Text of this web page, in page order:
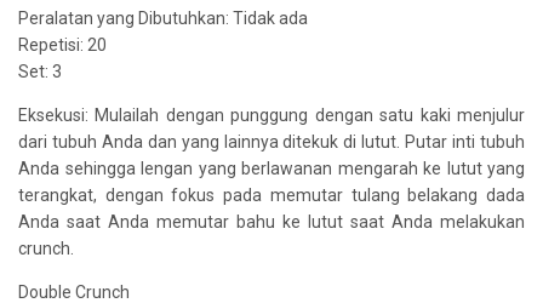
Peralatan yang Dibutuhkan: Tidak ada
Repetisi: 20
Set: 3
Eksekusi: Mulailah dengan punggung dengan satu kaki menjulur
dari tubuh Anda dan yang lainnya ditekuk di lutut. Putar inti tubuh
Anda sehingga lengan yang berlawanan mengarah ke lutut yang
terangkat, dengan fokus pada memutar tulang belakang dada
Anda saat Anda memutar bahu ke lutut saat Anda melakukan
crunch.
Double Crunch